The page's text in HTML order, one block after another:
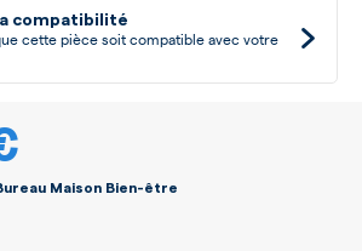
compatibilité
cette pièce soit compatible avec votre
Maison Bien-être